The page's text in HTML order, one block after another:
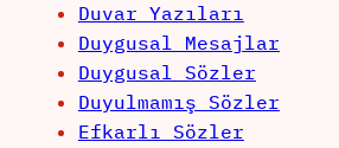
Duvar Yazıları
Duygusal Mesajlar
Duygusal Sözler
Duyulmamış Sözler
Efkarlı Sözler